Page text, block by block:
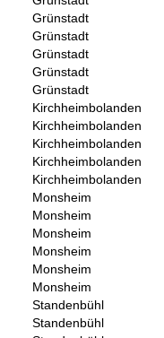
Grünstadt
Grünstadt
Grünstadt
Grünstadt
Grünstadt
Kirchheimbolanden
Kirchheimbolanden
Kirchheimbolanden
Kirchheimbolanden
Kirchheimbolanden
Monsheim
Monsheim
Monsheim
Monsheim
Monsheim
Monsheim
Standenbühl
Standenbühl